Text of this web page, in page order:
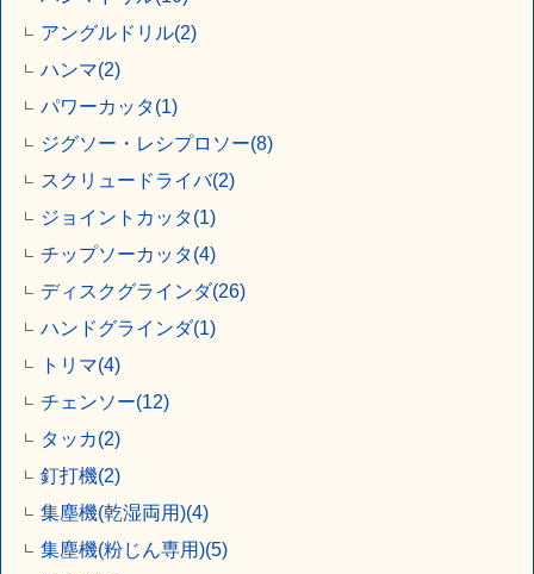
アングルドリル(2)
ハンマ(2)
パワーカッタ(1)
ジグソー・レシプロソー(8)
スクリュードライバ(2)
ジョイントカッタ(1)
チップソーカッタ(4)
ディスクグラインダ(26)
ハンドグラインダ(1)
トリマ(4)
チェンソー(12)
タッカ(2)
釘打機(2)
集塵機(乾湿両用)(4)
集塵機(粉じん専用)(5)